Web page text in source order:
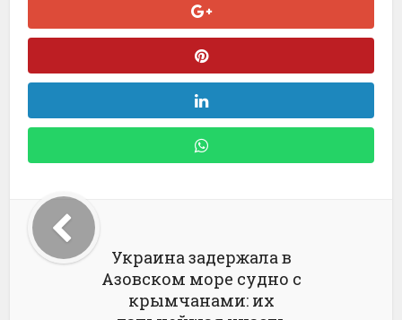
Украина задержала в
Азовском море судно с
крымчанами: их